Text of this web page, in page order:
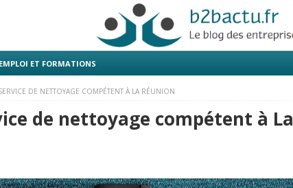
EMPLOI ET FORMATIONS
DE NETTOYAGE COMPÉTENT À LA RÉUNION
de nettoyage compétent à La